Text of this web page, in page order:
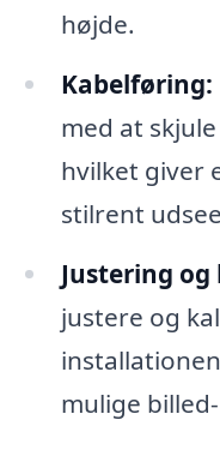
højde.
Kabelføring:
med at
hvilket giver
stilrent
Justering
justere og
mulige